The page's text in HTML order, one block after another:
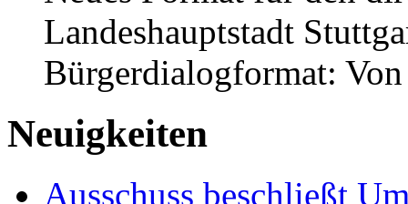
Landeshauptstadt
Bürgerdialogformat:
Neuigkeiten
Ausschuss beschließt